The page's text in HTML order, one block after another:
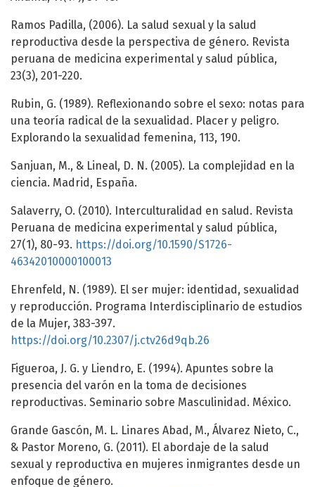
Ramos Padilla, (2006). La salud sexual y la salud
reproductiva desde la perspectiva de género. Revista
peruana de medicina experimental y salud pública,
23(3), 201-220.
Rubin, G. (1989). Reflexionando sobre el sexo: notas para
una teoría radical de la sexualidad. Placer y peligro.
Explorando la sexualidad femenina, 113, 190.
Sanjuan, M., & Lineal, D. N. (2005). La complejidad en la
ciencia. Madrid, España.
Salaverry, O. (2010). Interculturalidad en salud. Revista
Peruana de medicina experimental y salud pública,
27(1), 80-93. https://doi.org/10.1590/S1726-
46342010000100013
Ehrenfeld, N. (1989). El ser mujer: identidad, sexualidad
y reproducción. Programa Interdisciplinario de estudios
de la Mujer, 383-397.
https://doi.org/10.2307/j.ctv26d9qb.26
Figueroa, J. G. y Liendro, E. (1994). Apuntes sobre la
presencia del varón en la toma de decisiones
reproductivas. Seminario sobre Masculinidad. México.
Grande Gascón, M. L. Linares Abad, M., Álvarez Nieto, C.,
& Pastor Moreno, G. (2011). El abordaje de la salud
sexual y reproductiva en mujeres inmigrantes desde un
enfoque de género.